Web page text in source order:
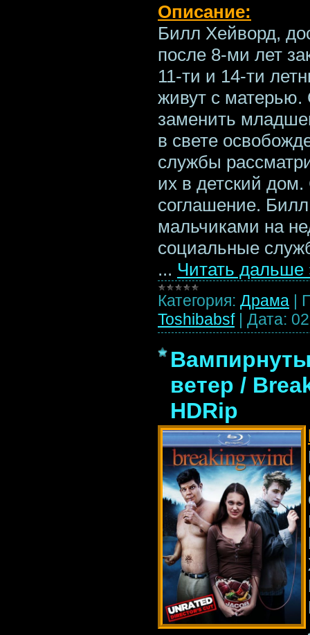
Описание:
Билл Хейворд,
после 8-ми лет
11-ти и 14-ти
живут с матерью.
заменить
в свете
службы
их в детский
соглашение.
мальчиками на
социальные
... Читать дальше
Категория: Драма |
Toshibabsf | Дата:
ветер /
HDRip